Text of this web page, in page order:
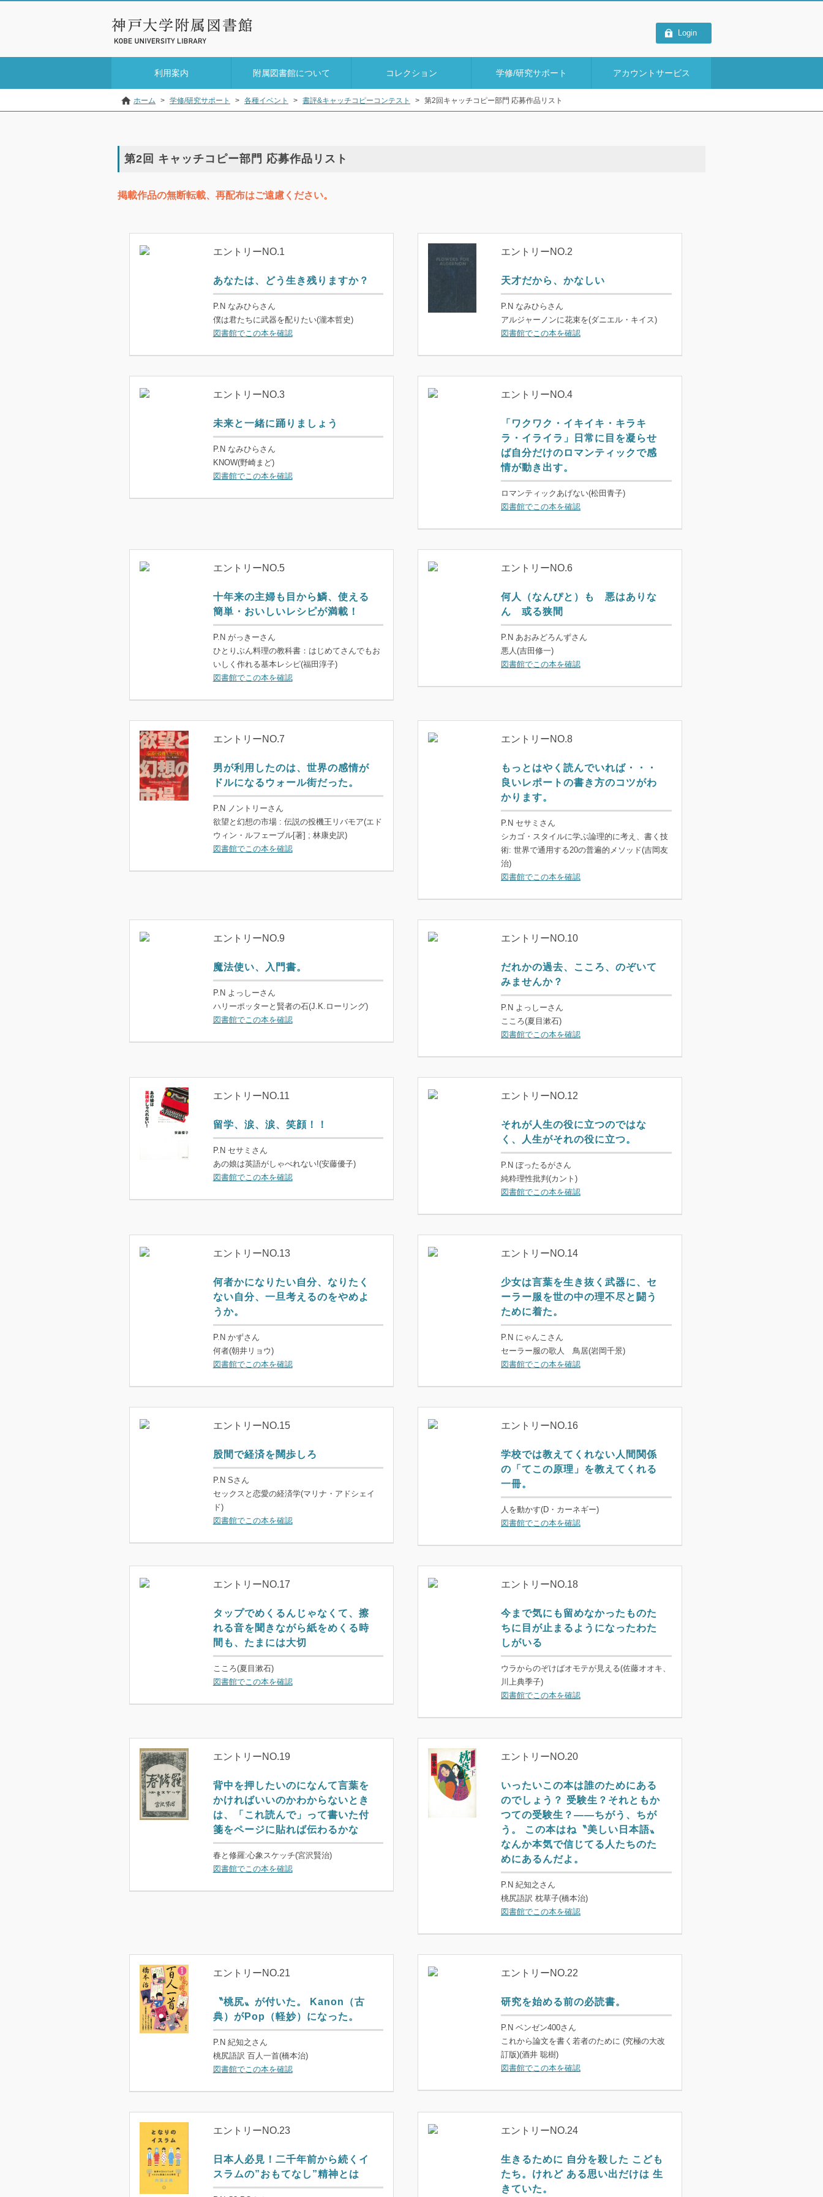
Login
利用案内 附属図書館について コレクション 学修/研究サポート アカウントサービス
ホーム > 学修/研究サポート > 各種イベント > 書評&キャッチコピーコンテスト > 第2回キャッチコピー部門 応募作品リスト
第2回 キャッチコピー部門 応募作品リスト
掲載作品の無断転載、再配布はご遠慮ください。
エントリーNO.1
あなたは、どう生き残りますか？
P.N なみひらさん
僕は君たちに武器を配りたい(瀧本哲史)
図書館でこの本を確認
エントリーNO.2
天才だから、かなしい
P.N なみひらさん
アルジャーノンに花束を(ダニエル・キイス)
図書館でこの本を確認
エントリーNO.3
未来と一緒に踊りましょう
P.N なみひらさん
KNOW(野崎まど)
図書館でこの本を確認
エントリーNO.4
「ワクワク・イキイキ・キラキ
ラ・イライラ」日常に目を凝らせ
ば自分だけのロマンティックで感
情が動き出す。
ロマンティックあげない(松田青子)
図書館でこの本を確認
エントリーNO.5
十年来の主婦も目から鱗、使える
簡単・おいしいレシピが満載！
P.N がっきーさん
ひとりぶん料理の教科書：はじめてさんでもお
いしく作れる基本レシピ(福田淳子)
図書館でこの本を確認
エントリーNO.6
何人（なんぴと）も 悪はありな
ん 或る狭間
P.N あおみどろんずさん
悪人(吉田修一)
図書館でこの本を確認
エントリーNO.7
男が利用したのは、世界の感情が
ドルになるウォール街だった。
P.N ノントリーさん
欲望と幻想の市場 : 伝説の投機王リバモア(エド
ウィン・ルフェーブル[著] ; 林康史訳)
図書館でこの本を確認
エントリーNO.8
もっとはやく読んでいれば・・・
良いレポートの書き方のコツがわ
かります。
P.N セサミさん
シカゴ・スタイルに学ぶ論理的に考え、書く技
術: 世界で通用する20の普遍的メソッド(吉岡友
治)
図書館でこの本を確認
エントリーNO.9
魔法使い、入門書。
P.N よっしーさん
ハリーポッターと賢者の石(J.K.ローリング)
図書館でこの本を確認
エントリーNO.10
だれかの過去、こころ、のぞいて
みませんか？
P.N よっしーさん
こころ(夏目漱石)
図書館でこの本を確認
エントリーNO.11
留学、涙、涙、笑顔！！
P.N セサミさん
あの娘は英語がしゃべれない!(安藤優子)
図書館でこの本を確認
エントリーNO.12
それが人生の役に立つのではな
く、人生がそれの役に立つ。
P.N ぼったるがさん
純粋理性批判(カント)
図書館でこの本を確認
エントリーNO.13
何者かになりたい自分、なりたく
ない自分、一旦考えるのをやめよ
うか。
P.N かずさん
何者(朝井リョウ)
図書館でこの本を確認
エントリーNO.14
少女は言葉を生き抜く武器に、セ
ーラー服を世の中の理不尽と闘う
ために着た。
P.N にゃんこさん
セーラー服の歌人 鳥居(岩岡千景)
図書館でこの本を確認
エントリーNO.15
股間で経済を闊歩しろ
P.N Sさん
セックスと恋愛の経済学(マリナ・アドシェイ
ド)
図書館でこの本を確認
エントリーNO.16
学校では教えてくれない人間関係
の「てこの原理」を教えてくれる
一冊。
人を動かす(D・カーネギー)
図書館でこの本を確認
エントリーNO.17
タップでめくるんじゃなくて、擦
れる音を聞きながら紙をめくる時
間も、たまには大切
こころ(夏目漱石)
図書館でこの本を確認
エントリーNO.18
今まで気にも留めなかったものた
ちに目が止まるようになったわた
しがいる
ウラからのぞけばオモテが見える(佐藤オオキ、
川上典季子)
図書館でこの本を確認
エントリーNO.19
背中を押したいのになんて言葉を
かければいいのかわからないとき
は、「これ読んで」って書いた付
箋をページに貼れば伝わるかな
春と修羅:心象スケッチ(宮沢賢治)
図書館でこの本を確認
エントリーNO.20
いったいこの本は誰のためにある
のでしょう？ 受験生？それともか
つての受験生？――ちがう、ちが
う。 この本はね〝美しい日本語〟
なんか本気で信じてる人たちのた
めにあるんだよ。
P.N 紀知之さん
桃尻語訳 枕草子(橋本治)
図書館でこの本を確認
エントリーNO.21
〝桃尻〟が付いた。 Kanon（古
典）がPop（軽妙）になった。
P.N 紀知之さん
桃尻語訳 百人一首(橋本治)
図書館でこの本を確認
エントリーNO.22
研究を始める前の必読書。
P.N ベンゼン400さん
これから論文を書く若者のために (究極の大改
訂版)(酒井 聡樹)
図書館でこの本を確認
エントリーNO.23
日本人必見！二千年前から続くイ
スラムの”おもてなし”精神とは
エントリーNO.24
生きるために 自分を殺した こども
たち。けれど ある思い出だけは 生
きていた。